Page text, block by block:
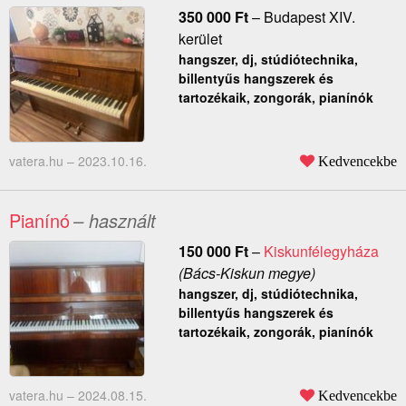
350 000 Ft– Budapest XIV.
kerület
hangszer, dj, stúdiótechnika,
billentyűs hangszerek és
tartozékaik, zongorák, pianínók
vatera.hu – 2023.10.16. Kedvencekbe
Pianínó– használt
150 000 Ft– Kiskunfélegyháza
(Bács-Kiskun megye)
hangszer, dj, stúdiótechnika,
billentyűs hangszerek és
tartozékaik, zongorák, pianínók
vatera.hu – 2024.08.15. Kedvencekbe